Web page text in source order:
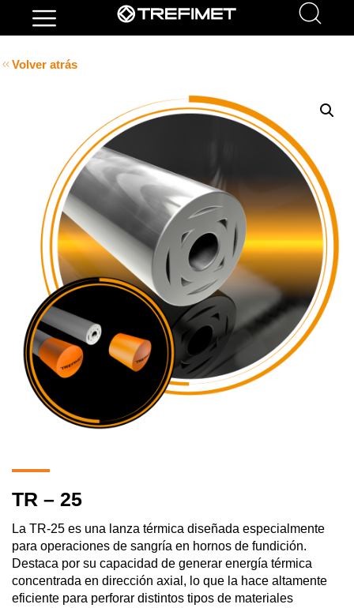
Volver atrás
TR – 25
La TR-25 es una lanza térmica diseñada especialmente
para operaciones de sangría en hornos de fundición.
Destaca por su capacidad de generar energía térmica
concentrada en dirección axial, lo que la hace altamente
eficiente para perforar distintos tipos de materiales